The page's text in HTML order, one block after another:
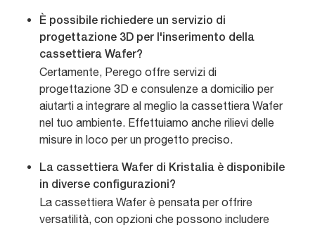
È possibile richiedere un servizio di
progettazione 3D per l'inserimento della
cassettiera Wafer?
Certamente, Perego offre servizi di
progettazione 3D e consulenze a domicilio per
aiutarti a integrare al meglio la cassettiera Wafer
nel tuo ambiente. Effettuiamo anche rilievi delle
misure in loco per un progetto preciso.
La cassettiera Wafer di Kristalia è disponibile
in diverse configurazioni?
La cassettiera Wafer è pensata per offrire
versatilità, con opzioni che possono includere